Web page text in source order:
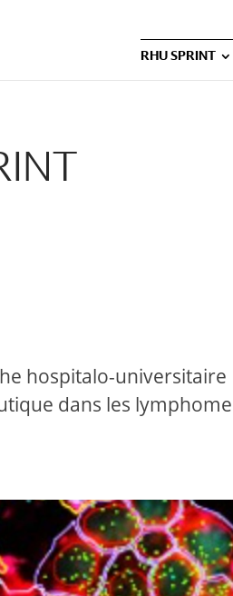
RHU SPRINT
hospitalo-universitaire
dans les